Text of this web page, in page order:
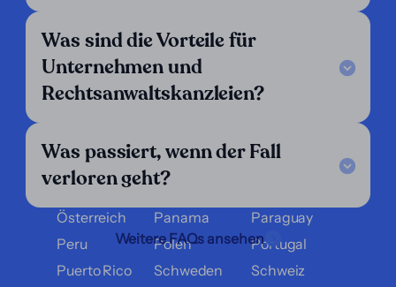
Was sind die Vorteile für
Unternehmen und
Rechtsanwaltskanzleien?
Was passiert, wenn der Fall
verloren geht?
Weitere FAQs ansehen
Brasilien
Chile
Dänemark
Deutschland
El Salvador
England
Finnland
Kroatien
Luxemburg
Nicaragua
Niederlande
Österreich
Panama
Paraguay
Peru
Polen
Portugal
Puerto Rico
Schweden
Schweiz